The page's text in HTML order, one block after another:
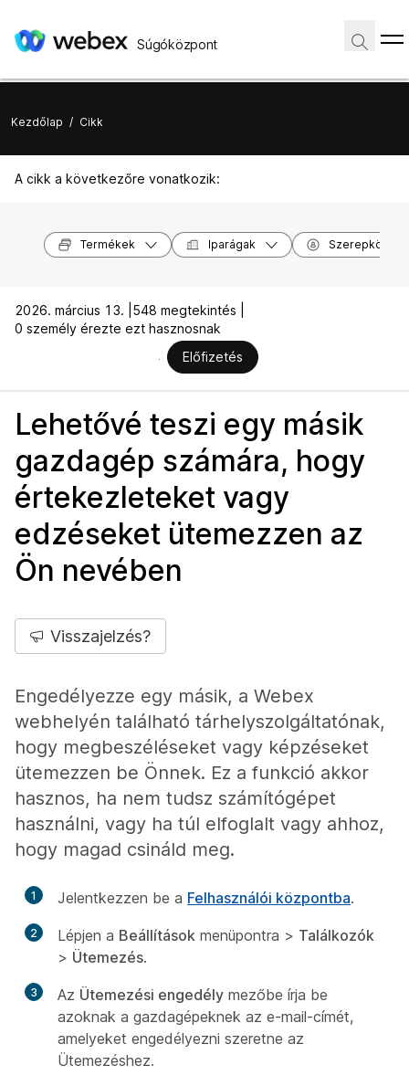
Súgóközpont
Kezdőlap / Cikk
A cikk a következőre vonatkozik:
Termékek Iparágak Szerepkörök
2026. március 13. | 548 megtekintés |
0 személy érezte ezt hasznosnak
Előfizetés
Lehetővé teszi egy másik
gazdagép számára, hogy
értekezleteket vagy
edzéseket ütemezzen az
Ön nevében
Visszajelzés?
Engedélyezze egy másik, a Webex
webhelyén található tárhelyszolgáltatónak,
hogy megbeszéléseket vagy képzéseket
ütemezzen be Önnek. Ez a funkció akkor
hasznos, ha nem tudsz számítógépet
használni, vagy ha túl elfoglalt vagy ahhoz,
hogy magad csináld meg.
1 Jelentkezzen be a Felhasználói központba.
2 Lépjen a Beállítások menüpontra > Találkozók
> Ütemezés.
3 Az Ütemezési engedély mezőbe írja be
azoknak a gazdagépeknek az e-mail-címét,
amelyeket engedélyezni szeretne az
Ütemezéshez.